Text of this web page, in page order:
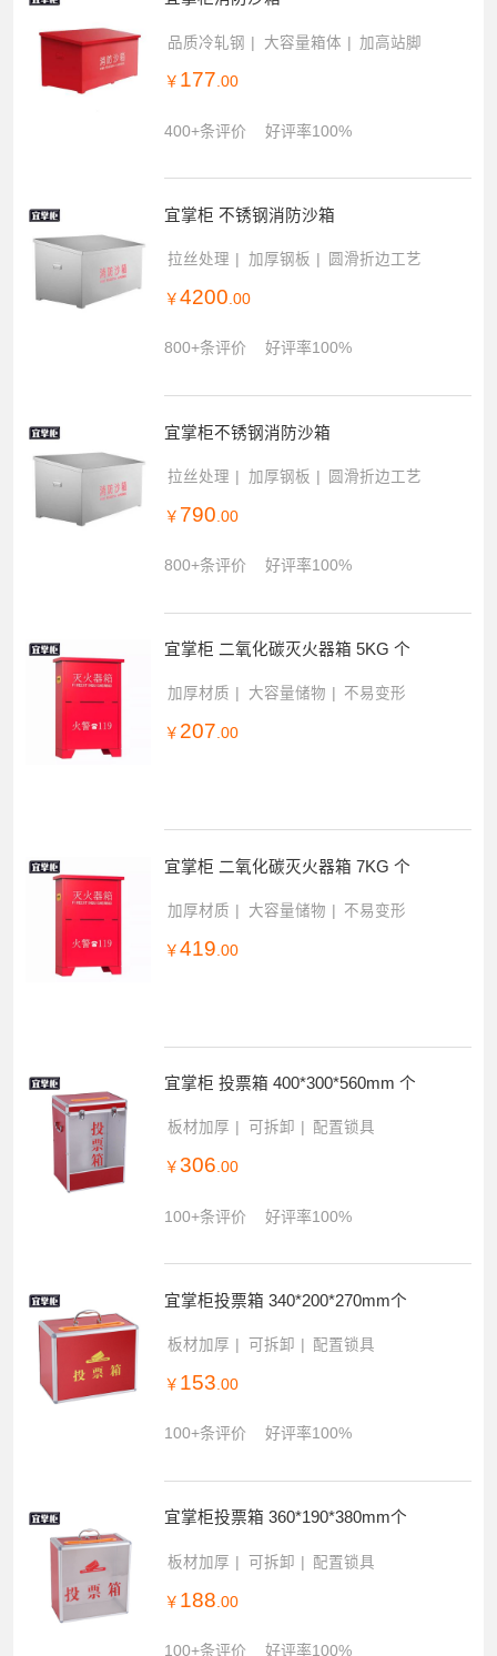
品质冷轧钢 大容量箱体 加高站脚
￥ 177.00
400+条评价 好评率100%
宜掌柜 不锈钢消防沙箱
拉丝处理 加厚钢板 圆滑折边工艺
￥ 4200.00
800+条评价 好评率100%
宜掌柜不锈钢消防沙箱
拉丝处理 加厚钢板 圆滑折边工艺
￥ 790 .00
800+条评价 好评率100%
宜掌柜 二氧化碳灭火器箱 5KG 个
加厚材质 大容量储物 不易变形
￥ 207.00
宜掌柜 二氧化碳灭火器箱 7KG 个
加厚材质 大容量储物 不易变形
￥ 419 .00
宜掌柜 投票箱 400*300*560mm 个
板材加厚 可拆卸 配置锁具
￥ 306.00
100+条评价 好评率100%
宜掌柜投票箱 340*200*270mm个
板材加厚 可拆卸 配置锁具
￥ 153 .00
100+条评价 好评率100%
宜掌柜投票箱 360*190*380mm个
板材加厚 可拆卸 配置锁具
￥ 188 .00
100+条评价 好评率100%